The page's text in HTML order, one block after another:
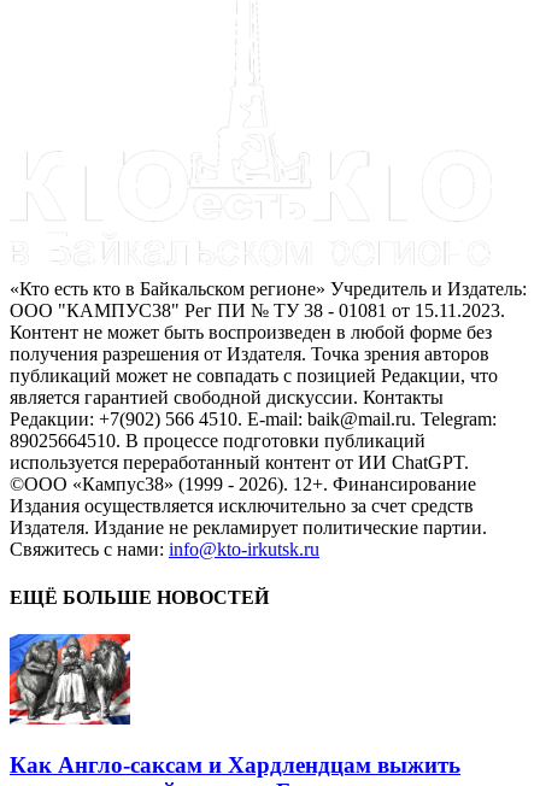
«Кто есть кто в Байкальском регионе» Учредитель и Издатель:
ООО "КАМПУС38" Рег ПИ № ТУ 38 - 01081 от 15.11.2023.
Контент не может быть воспроизведен в любой форме без
получения разрешения от Издателя. Точка зрения авторов
публикаций может не совпадать с позицией Редакции, что
является гарантией свободной дискуссии. Контакты
Редакции: +7(902) 566 4510. E-mail: baik@mail.ru. Telegram:
89025664510. В процессе подготовки публикаций
используется переработанный контент от ИИ ChatGPT.
©ООО «Кампус38» (1999 - 2026). 12+. Финансирование
Издания осуществляется исключительно за счет средств
Издателя. Издание не рекламирует политические партии.
Свяжитесь с нами: info@kto-irkutsk.ru
ЕЩЁ БОЛЬШЕ НОВОСТЕЙ
Как Англо-саксам и Хардлендцам выжить